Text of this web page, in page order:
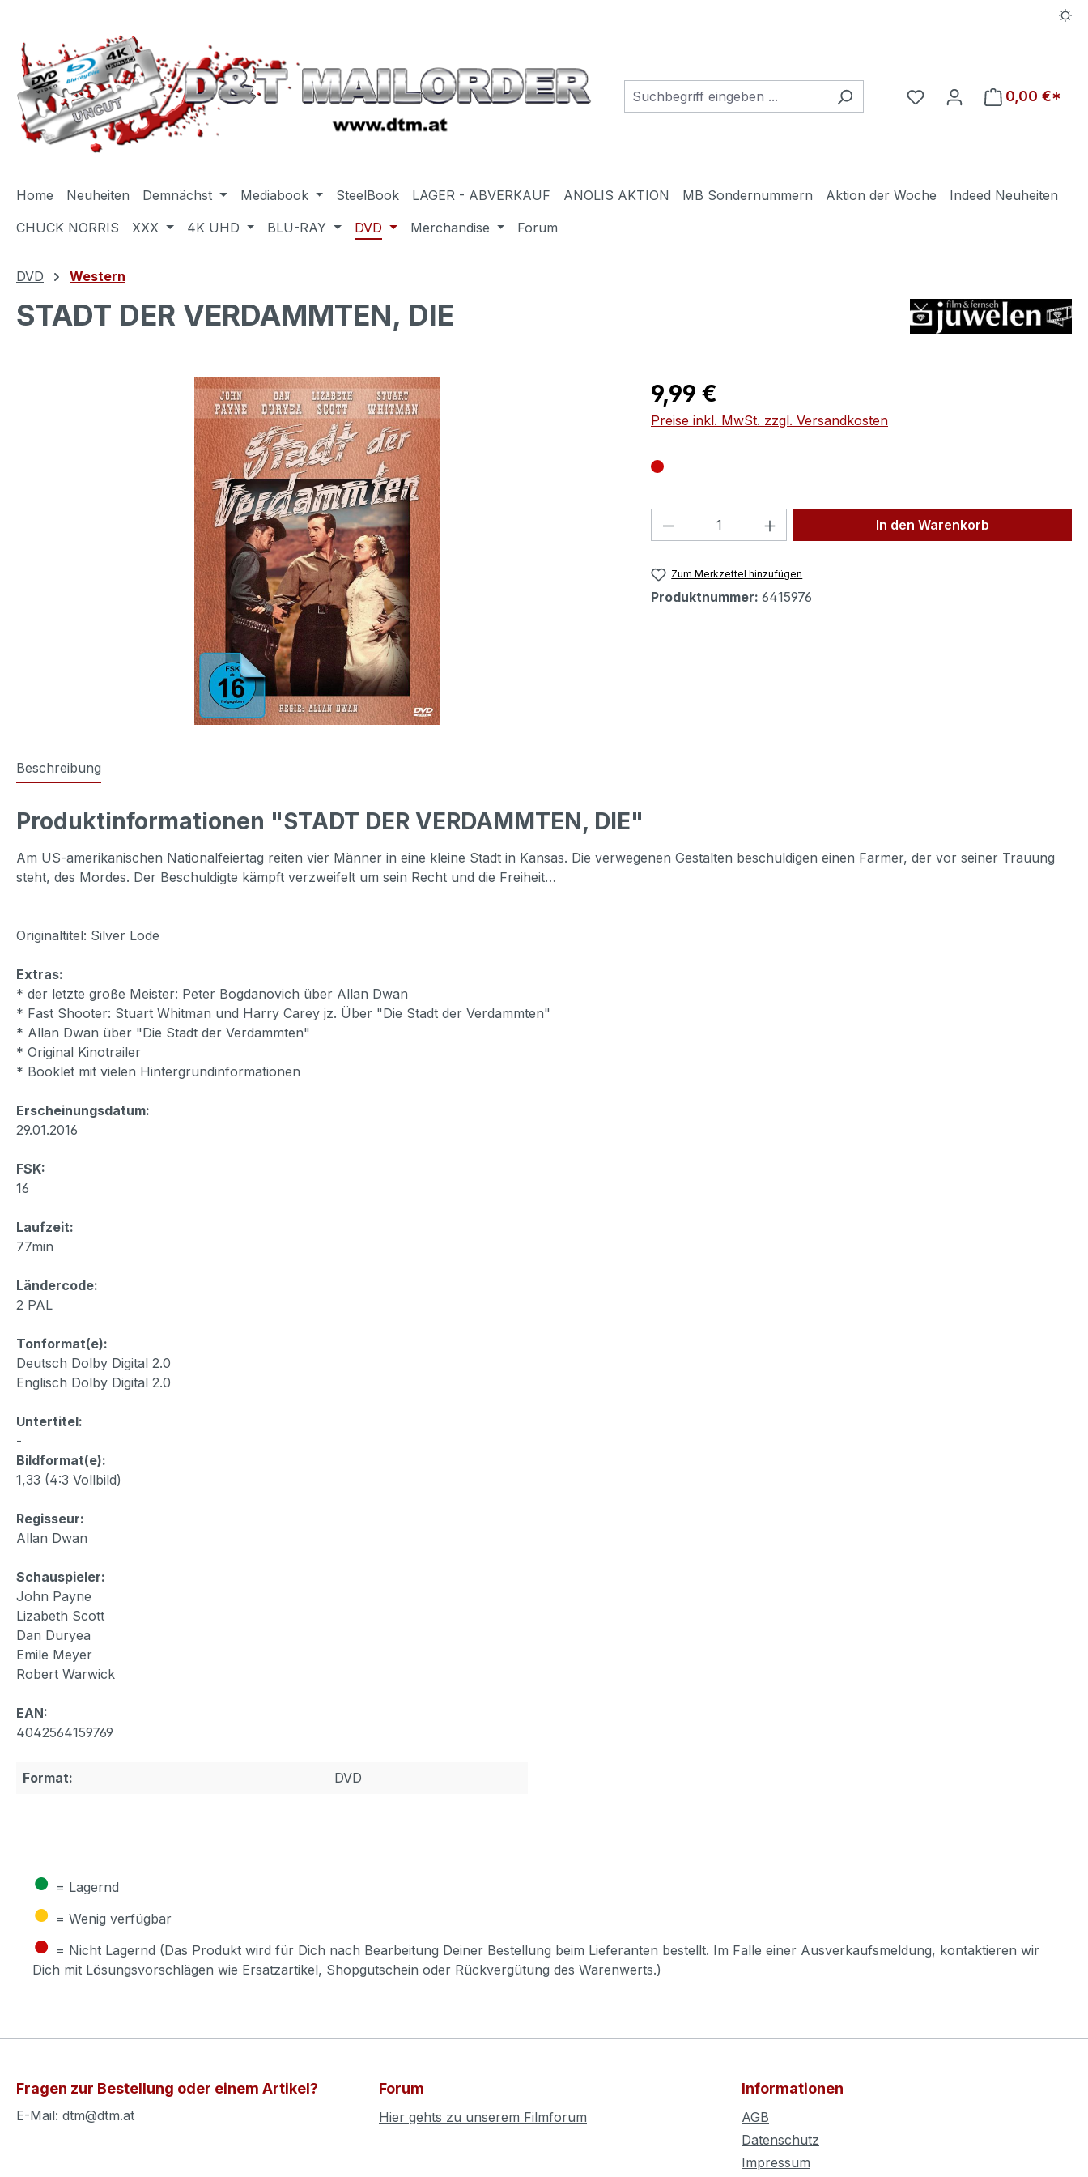
Du hast 0 Produkte auf
0,00 €*
Home Neuheiten Demnächst Mediabook SteelBook LAGER - ABVERKAUF ANOLIS AKTION MB Sondernummern Aktion der Woche
Indeed Neuheiten
CHUCK NORRIS
XXX 4K UHD BLU-RAY DVD Merchandise Forum
DVD Western
STADT DER VERDAMMTEN, DIE
Regulärer Preis:
9,99 €
Preise inkl. MwSt. zzgl. Versandkosten
Produkt Anzahl: Gib den gewünschten Wert
In den Warenkorb
Zum Merkzettel hinzufügen
Produktnummer: 6415976
Beschreibung
Produktinformationen "STADT DER VERDAMMTEN, DIE"
Am US-amerikanischen Nationalfeiertag reiten vier Männer in eine kleine Stadt in Kansas. Die verwegenen Gestalten beschuldigen einen Farmer, der vor seiner Trauung
steht, des Mordes. Der Beschuldigte kämpft verzweifelt um sein Recht und die Freiheit…
Originaltitel: Silver Lode
Extras:
* der letzte große Meister: Peter Bogdanovich über Allan Dwan
* Fast Shooter: Stuart Whitman und Harry Carey jz. Über "Die Stadt der Verdammten"
* Allan Dwan über "Die Stadt der Verdammten"
* Original Kinotrailer
* Booklet mit vielen Hintergrundinformationen
Erscheinungsdatum:
29.01.2016
FSK:
16
Laufzeit:
77min
Ländercode:
2 PAL
Tonformat(e):
Deutsch Dolby Digital 2.0
Englisch Dolby Digital 2.0
Untertitel:
-
Bildformat(e):
1,33 (4:3 Vollbild)
Regisseur:
Allan Dwan
Schauspieler:
John Payne
Lizabeth Scott
Dan Duryea
Emile Meyer
Robert Warwick
EAN:
4042564159769
Format: DVD
● = Lagernd
● = Wenig verfügbar
● = Nicht Lagernd (Das Produkt wird für Dich nach Bearbeitung Deiner Bestellung beim Lieferanten bestellt. Im Falle einer Ausverkaufsmeldung, kontaktieren wir
Dich mit Lösungsvorschlägen wie Ersatzartikel, Shopgutschein oder Rückvergütung des Warenwerts.)
Fragen zur Bestellung oder einem Artikel?
E-Mail: dtm@dtm.at
Forum
Hier gehts zu unserem Filmforum
Informationen
AGB
Datenschutz
Impressum